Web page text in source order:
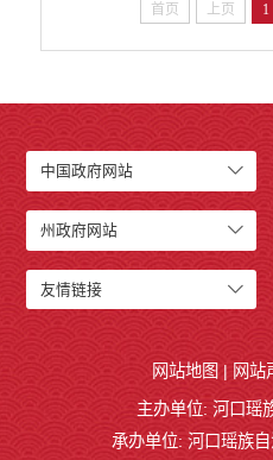
首页 上页 1
中国政府网站
州政府网站
友情链接
网站地图 | 网站
主办单位: 河口瑶
承办单位: 河口瑶族